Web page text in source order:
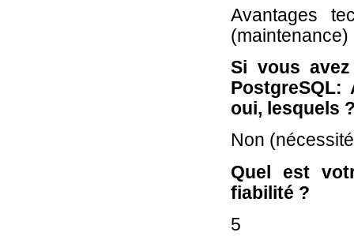
Avantages
(maintenance)
Si vous
oui, lesquels
Non
Quel est
fiabilité ?
5